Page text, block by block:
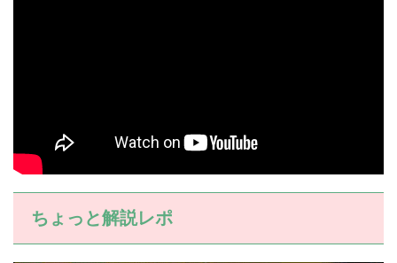
ちょっと解説レポ